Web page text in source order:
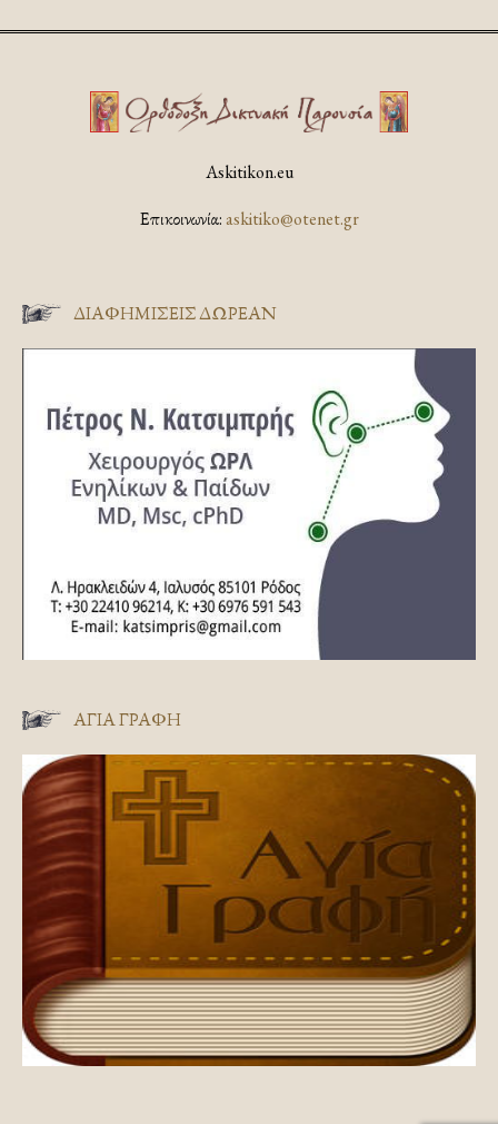
Askitikon.eu
Επικοινωνία:askitiko@otenet.gr
ΔΙΑΦΗΜΊΣΕΙΣ ΔΩΡΕΆΝ
ΑΓΊΑ ΓΡΑΦΉ